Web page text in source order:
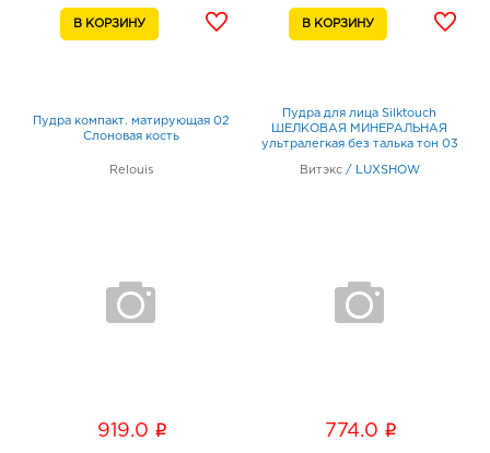
Пудра компакт. матирующая 02
Слоновая кость
Relouis
919.0 i
Пудра для лица Silktouch
ШЕЛКОВАЯ МИНЕРАЛЬНАЯ
ультралегкая без талька тон 03
Витэкс / LUXSHOW
774.0 i